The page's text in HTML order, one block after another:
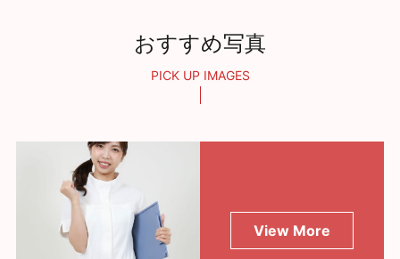
おすすめ写真
PICK UP IMAGES
View More